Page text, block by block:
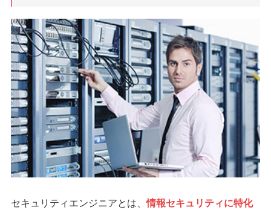
セキュリティエンジニアとは、情報セキュリティに特化